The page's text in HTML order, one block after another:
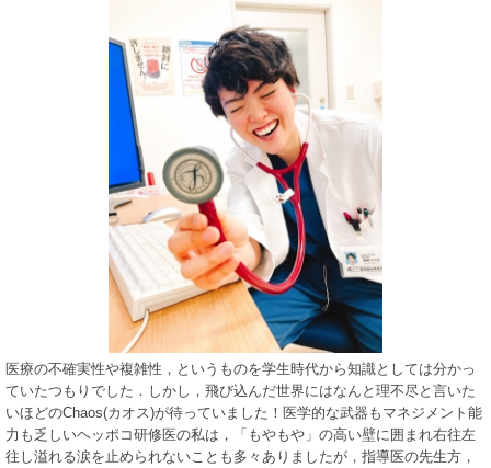
医療の不確実性や複雑性，というものを学生時代から知識としては分かっ
ていたつもりでした．しかし，飛び込んだ世界にはなんと理不尽と言いた
いほどのChaos(カオス)が待っていました！医学的な武器もマネジメント能
力も乏しいヘッポコ研修医の私は，「もやもや」の高い壁に囲まれ右往左
往し溢れる涙を止められないことも多々ありましたが，指導医の先生方，